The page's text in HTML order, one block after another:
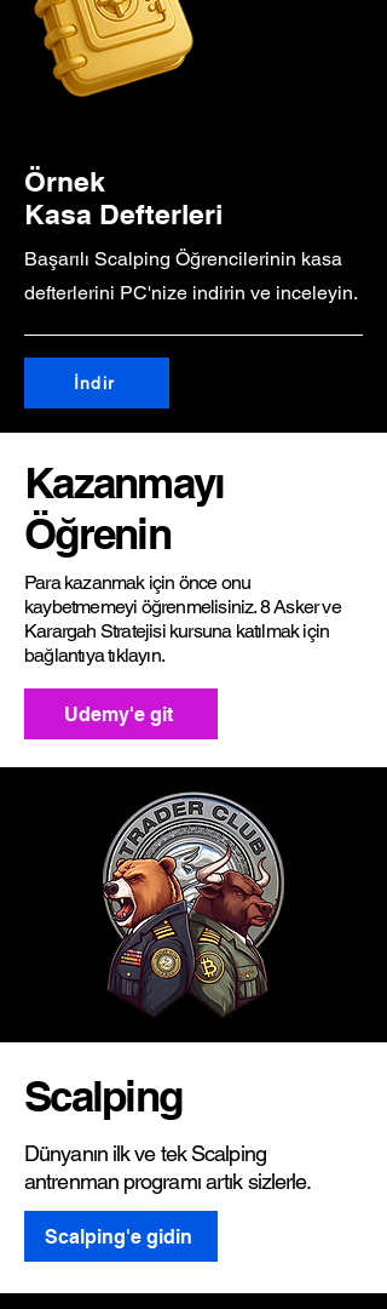
Örnek
Kasa Defterleri
Başarılı Scalping Öğrencilerinin kasa
defterlerini PC'nize indirin ve inceleyin.
İndir
Kazanmayı
Öğrenin
Para kazanmak için önce onu
kaybetmemeyi öğrenmelisiniz. 8 Asker ve
Karargah Stratejisi kursuna katılmak için
bağlantıya tıklayın.
Udemy'e git
Scalping
Dünyanın ilk ve tek Scalping
antrenman programı artık sizlerle.
Scalping'e gidin